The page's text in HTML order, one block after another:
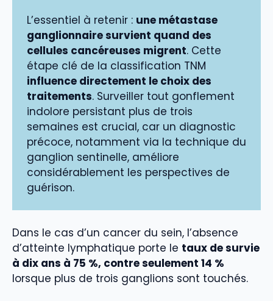
L’essentiel à retenir : une métastase
ganglionnaire survient quand des
cellules cancéreuses migrent. Cette
étape clé de la classification TNM
influence directement le choix des
traitements. Surveiller tout gonflement
indolore persistant plus de trois
semaines est crucial, car un diagnostic
précoce, notamment via la technique du
ganglion sentinelle, améliore
considérablement les perspectives de
guérison.
Dans le cas d’un cancer du sein, l’absence
d’atteinte lymphatique porte le taux de survie
à dix ans à 75 %, contre seulement 14 %
lorsque plus de trois ganglions sont touchés.